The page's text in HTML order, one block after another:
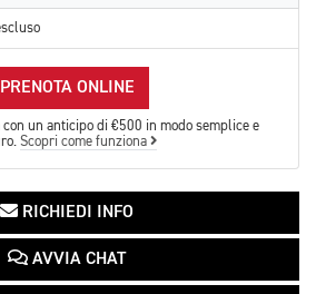
PRENOTA ONLINE
con un anticipo di €500 in modo semplice e
Scopri come funziona
RICHIEDI INFO
AVVIA CHAT